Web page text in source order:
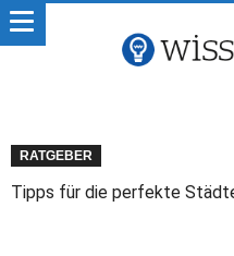
RATGEBER
Tipps für die perfekte